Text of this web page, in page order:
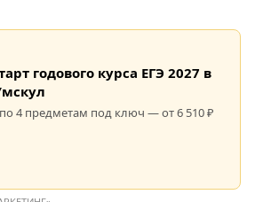
годового курса ЕГЭ 2027 в
4 предметам под ключ — от 6 510 ₽